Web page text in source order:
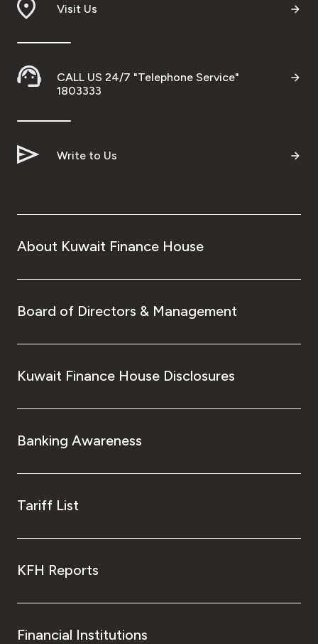
Visit Us
CALL US 24/7 "Telephone Service"
1803333
Write to Us
About Kuwait Finance House
Board of Directors & Management
Kuwait Finance House Disclosures
Banking Awareness
Tariff List
KFH Reports
Financial Institutions